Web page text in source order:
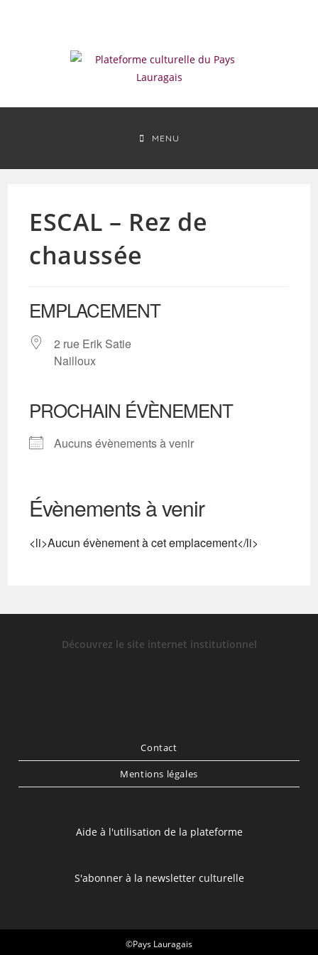
MENU
ESCAL – Rez de
chaussée
EMPLACEMENT
2 rue Erik Satie
Nailloux
PROCHAIN ÉVÈNEMENT
Aucuns évènements à venir
Évènements à venir
<li>Aucun évènement à cet emplacement</li>
Découvrez le site internet institutionnel
Contact
Mentions légales
Aide à l'utilisation de la plateforme
S'abonner à la newsletter culturelle
©Pays Lauragais